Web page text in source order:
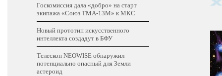
Госкомиссия дала «добро» на старт
экипажа «Союз ТМА-13М» к МКС
Новый прототип искусственного
интеллекта создадут в БФУ
Телескоп NEOWISE обнаружил
потенциально опасный для Земли
астероид